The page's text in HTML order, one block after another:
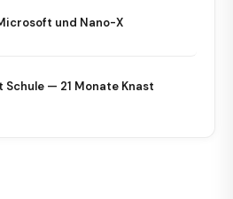
und Nano-X
— 21 Monate Knast